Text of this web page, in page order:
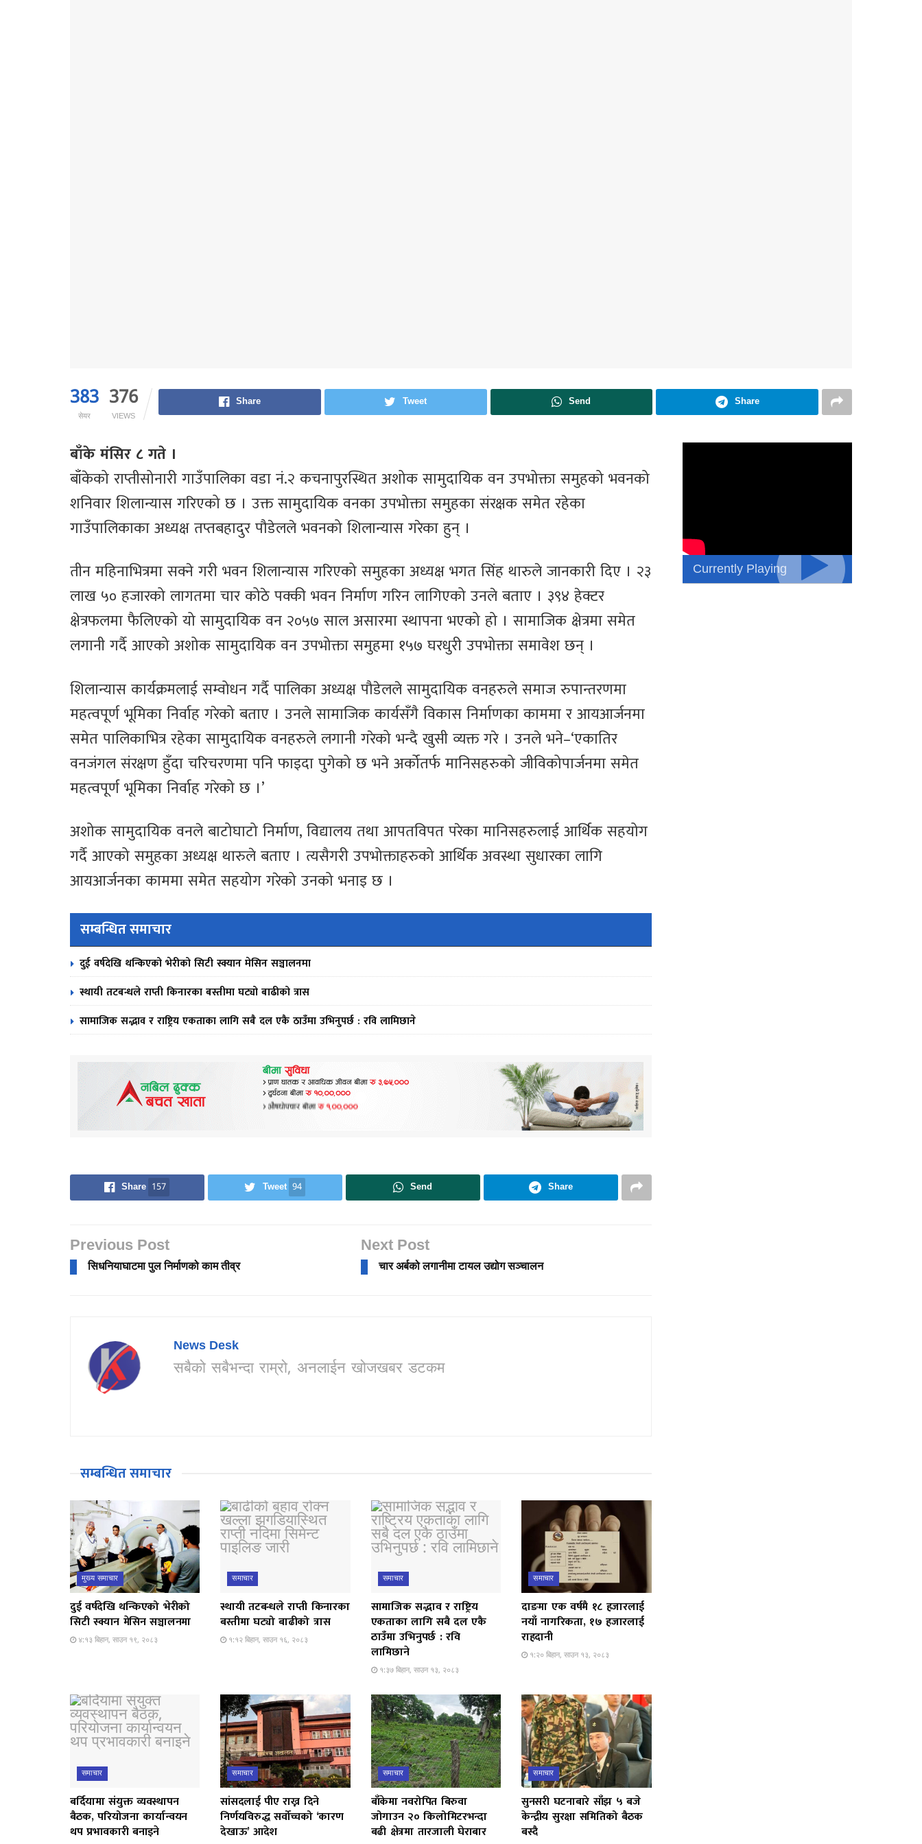
383
सेयर
376
VIEWS
Share Tweet Send Share
बाँके मंसिर ८ गते ।
बाँकेको राप्तीसोनारी गाउँपालिका वडा नं.२ कचनापुरस्थित अशोक सामुदायिक वन उपभोक्ता समुहको भवनको
शनिवार शिलान्यास गरिएको छ । उक्त सामुदायिक वनका उपभोक्ता समुहका संरक्षक समेत रहेका
गाउँपालिकाका अध्यक्ष तप्तबहादुर पौडेलले भवनको शिलान्यास गरेका हुन् ।
तीन महिनाभित्रमा सक्ने गरी भवन शिलान्यास गरिएको समुहका अध्यक्ष भगत सिंह थारुले जानकारी दिए । २३
लाख ५० हजारको लागतमा चार कोठे पक्की भवन निर्माण गरिन लागिएको उनले बताए । ३९४ हेक्टर
क्षेत्रफलमा फैलिएको यो सामुदायिक वन २०५७ साल असारमा स्थापना भएको हो । सामाजिक क्षेत्रमा समेत
लगानी गर्दै आएको अशोक सामुदायिक वन उपभोक्ता समुहमा १५७ घरधुरी उपभोक्ता समावेश छन् ।
शिलान्यास कार्यक्रमलाई सम्वोधन गर्दै पालिका अध्यक्ष पौडेलले सामुदायिक वनहरुले समाज रुपान्तरणमा
महत्वपूर्ण भूमिका निर्वाह गरेको बताए । उनले सामाजिक कार्यसँगै विकास निर्माणका काममा र आयआर्जनमा
समेत पालिकाभित्र रहेका सामुदायिक वनहरुले लगानी गरेको भन्दै खुसी व्यक्त गरे । उनले भने–‘एकातिर
वनजंगल संरक्षण हुँदा चरिचरणमा पनि फाइदा पुगेको छ भने अर्कोतर्फ मानिसहरुको जीविकोपार्जनमा समेत
महत्वपूर्ण भूमिका निर्वाह गरेको छ ।’
अशोक सामुदायिक वनले बाटोघाटो निर्माण, विद्यालय तथा आपतविपत परेका मानिसहरुलाई आर्थिक सहयोग
गर्दै आएको समुहका अध्यक्ष थारुले बताए । त्यसैगरी उपभोक्ताहरुको आर्थिक अवस्था सुधारका लागि
आयआर्जनका काममा समेत सहयोग गरेको उनको भनाइ छ ।
सम्बन्धित समाचार
दुई वर्षदेखि थन्किएको भेरीको सिटी स्क्यान मेसिन सञ्चालनमा
स्थायी तटबन्धले राप्ती किनारका बस्तीमा घट्यो बाढीको त्रास
सामाजिक सद्भाव र राष्ट्रिय एकताका लागि सबै दल एकै ठाउँमा उभिनुपर्छ : रवि लामिछाने
Share 157 Tweet 94 Send Share
Previous Post
सिधनियाघाटमा पुल निर्माणको काम तीव्र
Next Post
चार अर्बको लगानीमा टायल उद्योग सञ्चालन
News Desk
सबैको सबैभन्दा राम्रो, अनलाईन खोजखबर डटकम
सम्बन्धित समाचार
मुख्य समाचार
दुई वर्षदेखि थन्किएको भेरीको
सिटी स्क्यान मेसिन सञ्चालनमा
४:१३ बिहान, साउन १९, २०८३
समाचार
स्थायी तटबन्धले राप्ती किनारका
बस्तीमा घट्यो बाढीको त्रास
१:१२ बिहान, साउन १६, २०८३
समाचार
सामाजिक सद्भाव र राष्ट्रिय
एकताका लागि सबै दल एकै
ठाउँमा उभिनुपर्छ : रवि
लामिछाने
१:३७ बिहान, साउन १३, २०८३
समाचार
दाङमा एक वर्षमै १८ हजारलाई
नयाँ नागरिकता, १७ हजारलाई
राहदानी
१:२० बिहान, साउन १३, २०८३
समाचार
बर्दियामा संयुक्त व्यवस्थापन
बैठक, परियोजना कार्यान्वयन
थप प्रभावकारी बनाइने
समाचार
सांसदलाई पीए राख्न दिने
निर्णयविरुद्ध सर्वोच्चको ‘कारण
देखाऊ’ आदेश
समाचार
बाँकेमा नवरोपित बिरुवा
जोगाउन २० किलोमिटरभन्दा
बढी क्षेत्रमा तारजाली घेराबार
समाचार
सुनसरी घटनाबारे साँझ ५ बजे
केन्द्रीय सुरक्षा समितिको बैठक
बस्दै
Currently Playing